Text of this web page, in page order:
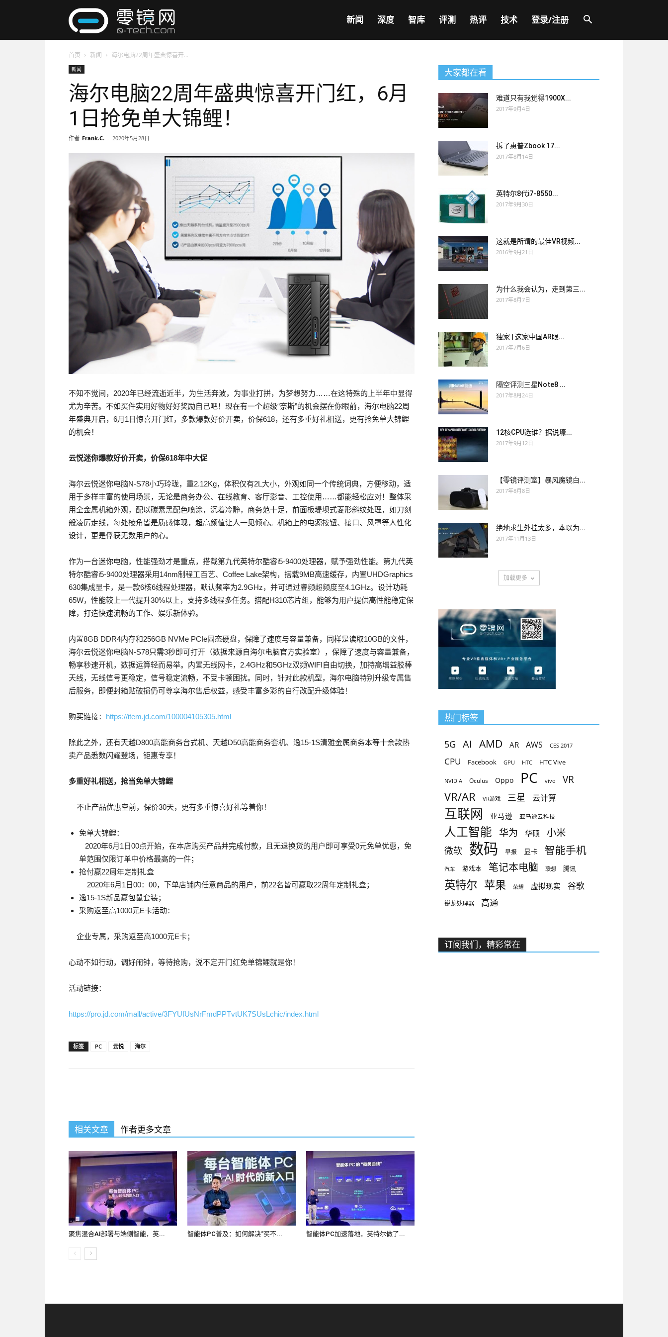
镜
网
新闻 深度 智库 评测 热评 技术 登录/注册
首页 新闻 海尔电脑22周年盛典惊喜开...
新闻
海尔电脑22周年盛典惊喜开门红，6月
1日抢免单大锦鲤！
作者 Frank.C. - 2020年5月28日
不知不觉间，2020年已经流逝近半，为生活奔波，为事业打拼，为梦想努力……在这特殊的上半年中显得
尤为辛苦。不如买件实用好物好好奖励自己吧！现在有一个超级“奈斯”的机会摆在你眼前，海尔电脑22周
年盛典开启，6月1日惊喜开门红，多款爆款好价开卖，价保618，还有多重好礼相送，更有抢免单大锦鲤
的机会！
云悦迷你爆款好价开卖，价保618年中大促
海尔云悦迷你电脑N-S78小巧玲珑，重2.12Kg，体积仅有2L大小，外观如同一个传统词典，方便移动，适
用于多样丰富的使用场景，无论是商务办公、在线教育、客厅影音、工控使用……都能轻松应对！整体采
用全金属机箱外观，配以碳素黑配色喷涂，沉着冷静，商务范十足，前面板堤坝式菱形斜纹处理，如刀刻
般凌厉走线，每处棱角皆是质感体现，超高颜值让人一见倾心。机箱上的电源按钮、接口、风罩等人性化
设计，更是俘获无数用户的心。
作为一台迷你电脑，性能强劲才是重点，搭载第九代英特尔酷睿i5-9400处理器，赋予强劲性能。第九代英
特尔酷睿i5-9400处理器采用14nm制程工百艺、Coffee Lake架构，搭载9MB高速缓存，内置UHDGraphics
630集成显卡，是一款6核6线程处理器，默认频率为2.9GHz，并可通过睿频超频度至4.1GHz。设计功耗
65W，性能较上一代提升30%以上，支持多线程多任务。搭配H310芯片组，能够为用户提供高性能稳定保
障，打造快速流畅的工作、娱乐新体验。
内置8GB DDR4内存和256GB NVMe PCIe固态硬盘，保障了速度与容量兼备，同样是读取10GB的文件，
海尔云悦迷你电脑N-S78只需3秒即可打开（数据来源自海尔电脑官方实验室），保障了速度与容量兼备，
畅享秒速开机，数据运算轻而易举。内置无线网卡，2.4GHz和5GHz双频WIFI自由切换，加持高增益胶棒
天线，无线信号更稳定，信号稳定流畅，不受卡顿困扰。同时，针对此款机型，海尔电脑特别升级专属售
后服务，即便封箱贴破损仍可尊享海尔售后权益，感受丰富多彩的自行改配升级体验！
购买链接： https://item.jd.com/100004105305.html
除此之外，还有天越D800高能商务台式机、天越D50高能商务套机、逸15-1S清雅金属商务本等十余款热
卖产品悉数闪耀登场，钜惠专享！
多重好礼相送，抢当免单大锦鲤
不止产品优惠空前，保价30天，更有多重惊喜好礼等着你！
免单大锦鲤：
2020年6月1日00点开始，在本店购买产品并完成付款，且无退换货的用户即可享受0元免单优惠，免
单范围仅限订单中价格最高的一件；
抢付赢22周年定制礼盒
2020年6月1日00：00，下单店铺内任意商品的用户，前22名皆可赢取22周年定制礼盒；
逸15-1S新品赢包鼠套装；
采购返至高1000元E卡活动：
企业专属，采购返至高1000元E卡；
心动不如行动，调好闹钟，等待抢购，说不定开门红免单锦鲤就是你！
活动链接：
https://pro.jd.com/mall/active/3FYUfUsNrFmdPPTvtUK7SUsLchic/index.html
标签 PC 云悦 海尔
相关文章 作者更多文章
聚焦混合AI部署与端侧智能，英... 智能体PC普及：如何解决“买不... 智能体PC加速落地，英特尔做了...
大家都在看
难道只有我觉得1900X...
2017年9月4日
拆了惠普Zbook 17...
2017年8月14日
英特尔8代i7-8550...
2017年9月30日
这就是所谓的最佳VR视频...
2016年9月21日
为什么我会认为，走到第三...
2017年8月7日
独家 | 这家中国AR眼...
2017年7月6日
隔空评测三星Note8 ...
2017年8月24日
12核CPU选谁？据说壕...
2017年9月12日
【零镜评测室】暴风魔镜白...
2017年8月8日
绝地求生外挂太多，本以为...
2017年11月13日
加载更多
热门标签
5G AI AMD AR AWS CES 2017
CPU Facebook GPU HTC HTC Vive
NVIDIA Oculus Oppo PC vivo VR
VR/AR VR游戏 三星 云计算
互联网 亚马逊 亚马逊云科技
人工智能 华为 华硕 小米
微软 数码 早报 显卡 智能手机
汽车 游戏本 笔记本电脑 联想 腾讯
英特尔 苹果 荣耀 虚拟现实 谷歌
锐龙处理器 高通
订阅我们，精彩常在